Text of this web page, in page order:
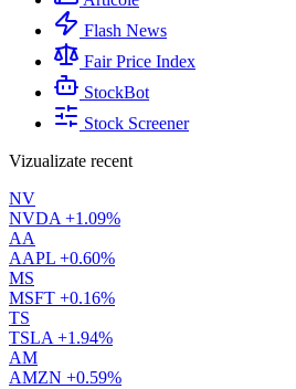
Flash News
Fair Price Index
StockBot
Stock Screener
Vizualizate recent
NV
NVDA +1.09%
AA
AAPL +0.60%
MS
MSFT +0.16%
TS
TSLA +1.94%
AM
AMZN +0.59%